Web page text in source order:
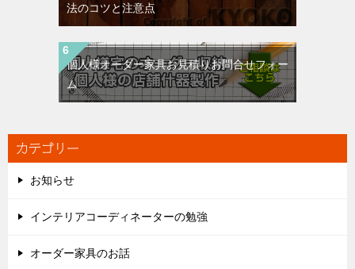
法のコツと注意点
個人様オーダー家具お見積りお問合せフォー
ム
カテゴリー
お知らせ
インテリアコーディネーターの勉強
オーダー家具のお話